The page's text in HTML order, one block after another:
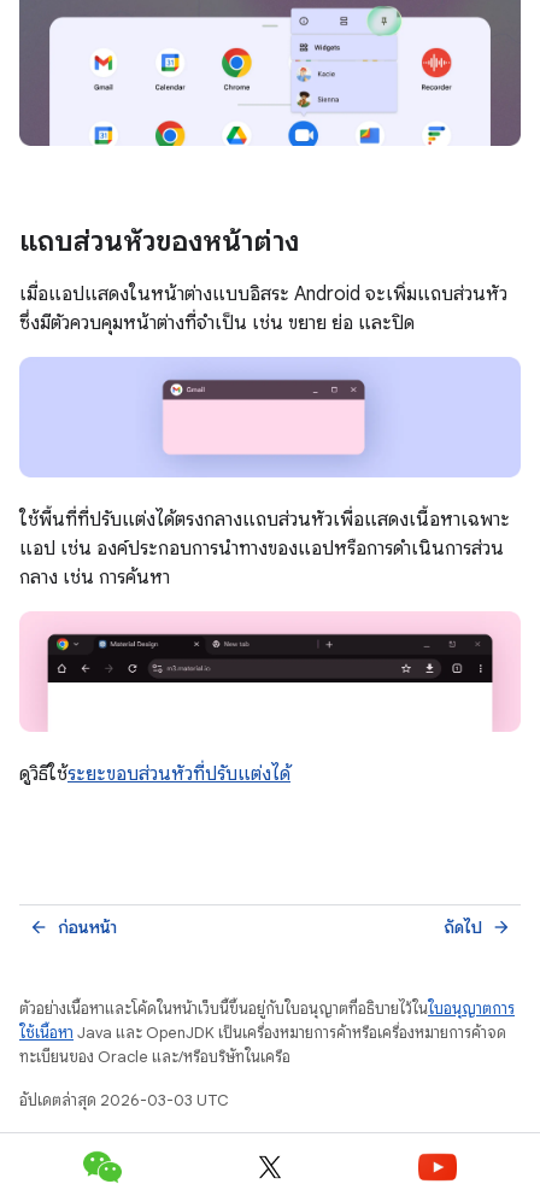
แถบส่วนหัวของหน้าต่าง
เมื่อแอปแสดงในหน้าต่างแบบอิสระ Android จะเพิ่มแถบส่วนหัว
ซึ่งมีตัวควบคุมหน้าต่างที่จำเป็น เช่น ขยาย ย่อ และปิด
ใช้พื้นที่ที่ปรับแต่งได้ตรงกลางแถบส่วนหัวเพื่อแสดงเนื้อหาเฉพาะ
แอป เช่น องค์ประกอบการนำทางของแอปหรือการดำเนินการส่วน
กลาง เช่น การค้นหา
ดูวิธีใช้ระยะขอบส่วนหัวที่ปรับแต่งได้
ก่อนหน้า
arrow_back ถัดไป arrow_forward
ตัวอย่างเนื้อหาและโค้ดในหน้าเว็บนี้ขึ้นอยู่กับใบอนุญาตที่อธิบายไว้ในใบอนุญาตการ
ใช้เนื้อหา Java และ OpenJDK เป็นเครื่องหมายการค้าหรือเครื่องหมายการค้าจด
ทะเบียนของ Oracle และ/หรือบริษัทในเครือ
อัปเดตล่าสุด 2026-03-03 UTC